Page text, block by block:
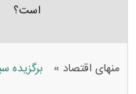
است؟
منهای اقتصاد » برگزیده